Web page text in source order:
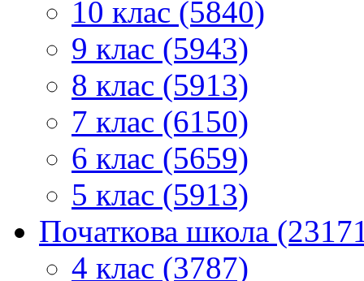
10 клас (5840)
9 клас (5943)
8 клас (5913)
7 клас (6150)
6 клас (5659)
5 клас (5913)
Початкова школа
4 клас (3787)